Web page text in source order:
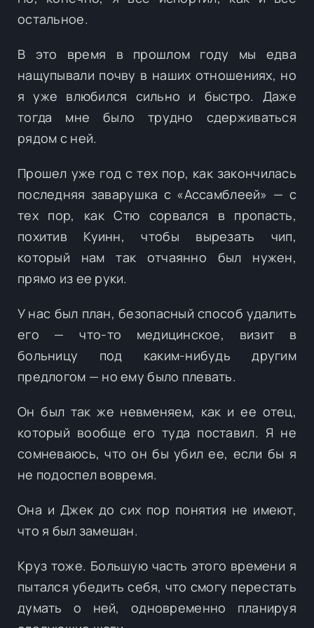
остальное.
В это время в прошлом году мы едва
нащупывали почву в наших отношениях, но
я уже влюбился сильно и быстро. Даже
тогда мне было трудно сдерживаться
рядом с ней.
Прошел уже год с тех пор, как закончилась
последняя заварушка с «Ассамблеей» — с
тех пор, как Стю сорвался в пропасть,
похитив Куинн, чтобы вырезать чип,
который нам так отчаянно был нужен,
прямо из ее руки.
У нас был план, безопасный способ удалить
его — что-то медицинское, визит в
больницу под каким-нибудь другим
предлогом — но ему было плевать.
Он был так же невменяем, как и ее отец,
который вообще его туда поставил. Я не
сомневаюсь, что он бы убил ее, если бы я
не подоспел вовремя.
Она и Джек до сих пор понятия не имеют,
что я был замешан.
Круз тоже. Большую часть этого времени я
пытался убедить себя, что смогу перестать
думать о ней, одновременно планируя